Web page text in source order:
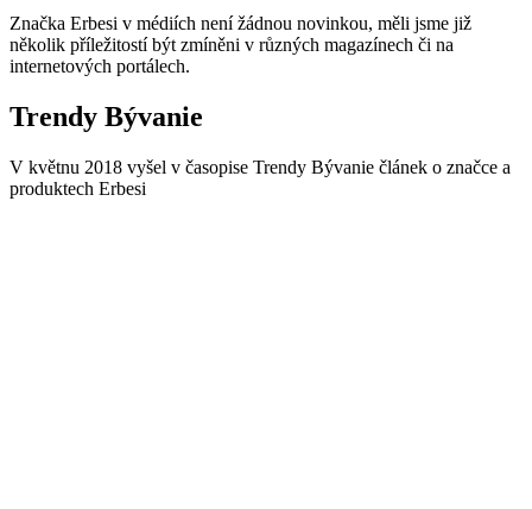
Značka Erbesi v médiích není žádnou novinkou, měli jsme již
několik příležitostí být zmíněni v různých magazínech či na
internetových portálech.
Trendy Bývanie
V květnu 2018 vyšel v časopise Trendy Bývanie článek o značce a
produktech Erbesi